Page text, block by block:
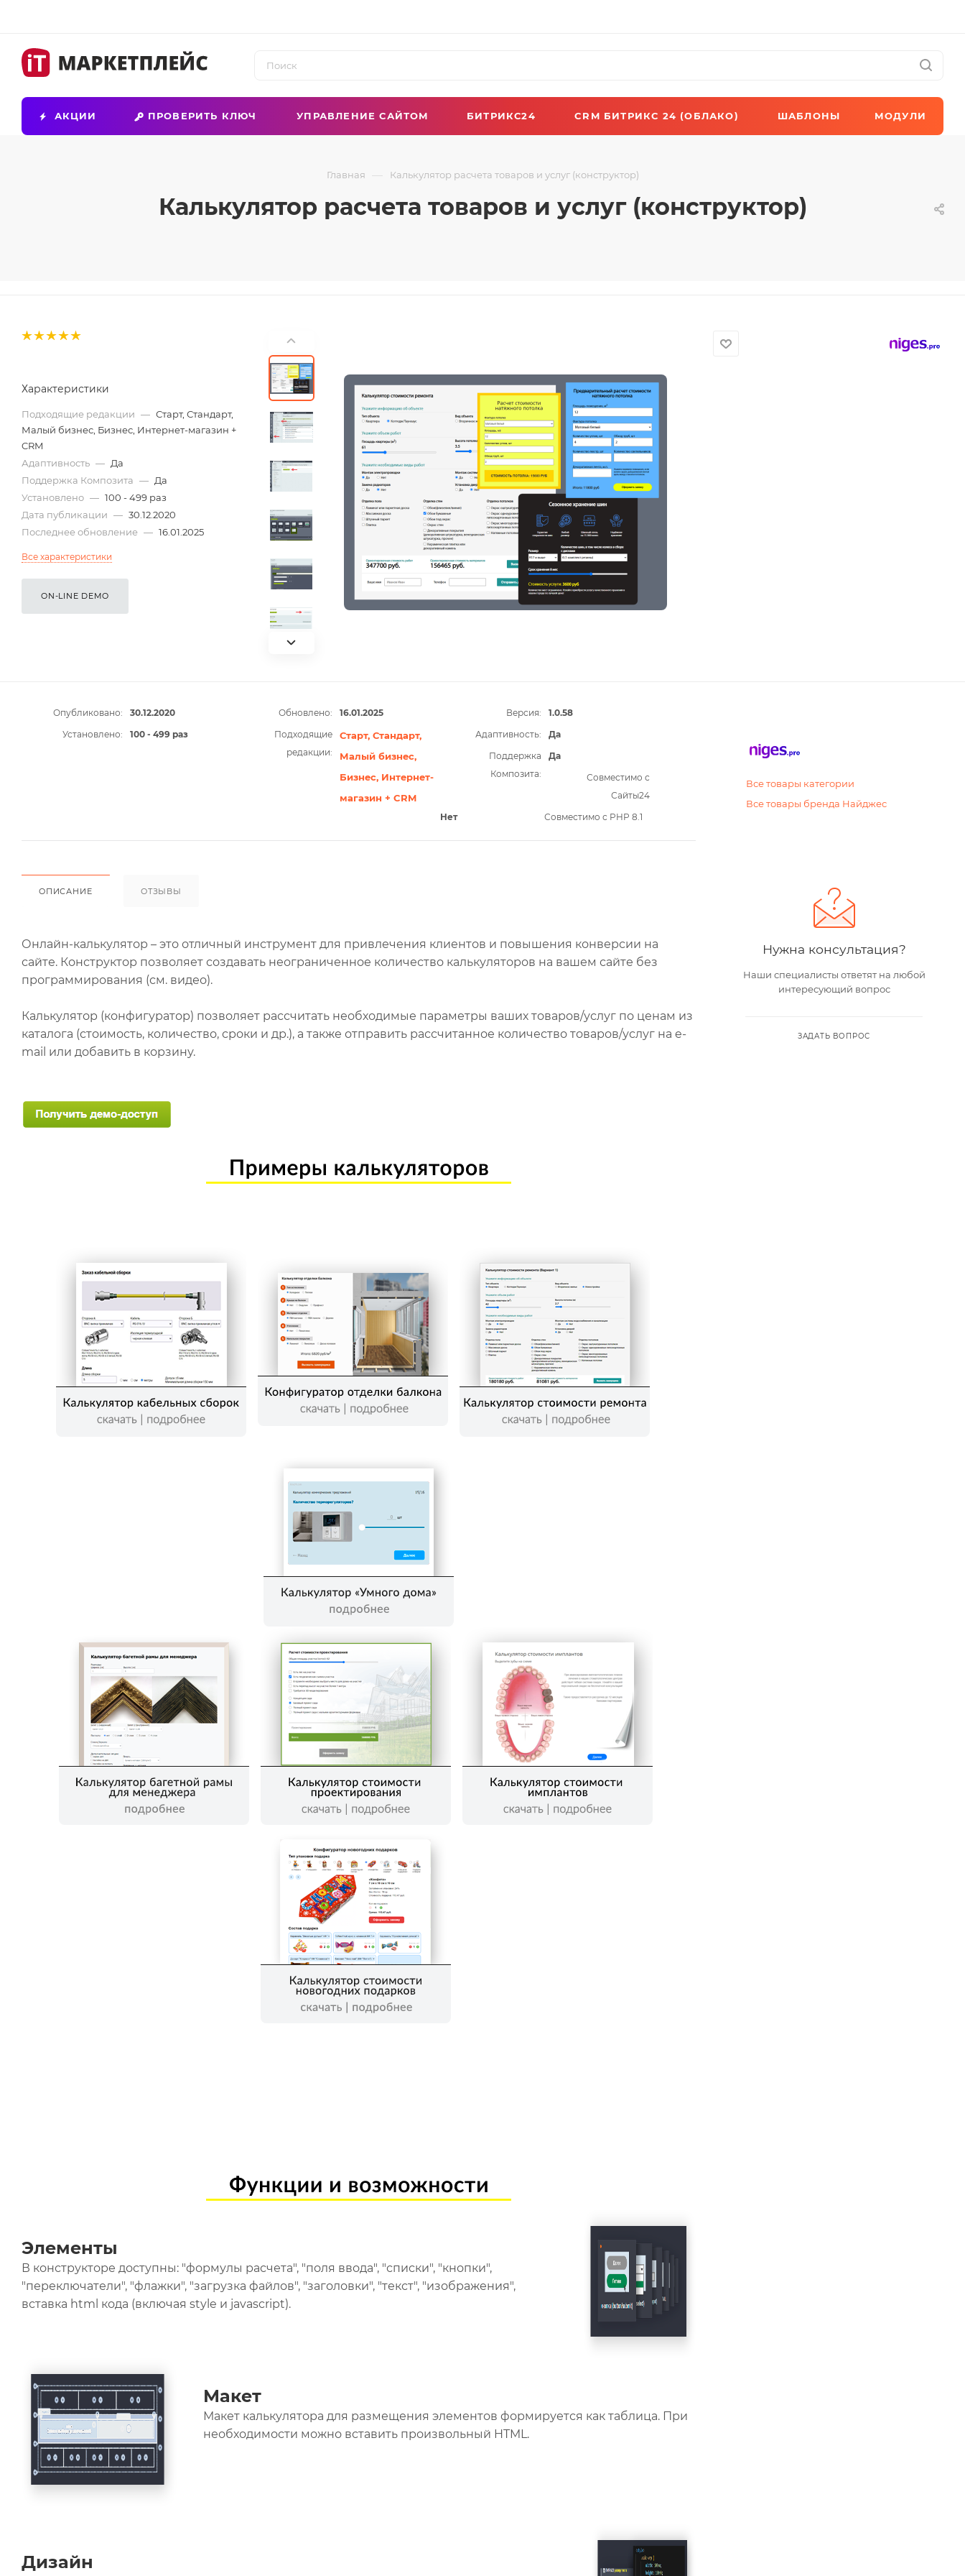
АКЦИИ ПРОВЕРИТЬ КЛЮЧ УПРАВЛЕНИЕ САЙТОМ БИТРИКС24 CRM БИТРИКС 24 (ОБЛАКО) ШАБЛОНЫ МОДУЛИ
Главная — Калькулятор расчета товаров и услуг (конструктор)
Калькулятор расчета товаров и услуг (конструктор)
Характеристики
Подходящие редакции — Старт, Стандарт,
Малый бизнес, Бизнес, Интернет-магазин +
CRM
Адаптивность — Да
Поддержка Композита — Да
Установлено — 100 - 499 раз
Дата публикации — 30.12.2020
Последнее обновление — 16.01.2025
Все характеристики
ON-LINE DEMO
Опубликовано: 30.12.2020 Обновлено: 16.01.2025 Версия:
1.0.58
Установлено:
100 - 499 раз
Подходящие
редакции:
Старт, Стандарт,
Малый бизнес,
Бизнес, Интернет-
магазин + CRM
Адаптивность:
Да
Поддержка
Композита:
Да
Совместимо с
Сайты24
Нет
Совместимо с PHP 8.1
ОПИСАНИЕ ОТЗЫВЫ
Онлайн-калькулятор – это отличный инструмент для привлечения клиентов и повышения конверсии на
сайте. Конструктор позволяет создавать неограниченное количество калькуляторов на вашем сайте без
программирования (см. видео).
Калькулятор (конфигуратор) позволяет рассчитать необходимые параметры ваших товаров/услуг по ценам из
каталога (стоимость, количество, сроки и др.), а также отправить рассчитанное количество товаров/услуг на e-
mail или добавить в корзину.
Элементы
В конструкторе доступны: "формулы расчета", "поля ввода", "списки", "кнопки",
"переключатели", "флажки", "загрузка файлов", "заголовки", "текст", "изображения",
вставка html кода (включая style и javascript).
Макет
Макет калькулятора для размещения элементов формируется как таблица. При
необходимости можно вставить произвольный HTML.
Дизайн
Все товары категории
Все товары бренда Найджес
Нужна консультация?
Наши специалисты ответят на любой
интересующий вопрос
ЗАДАТЬ ВОПРОС